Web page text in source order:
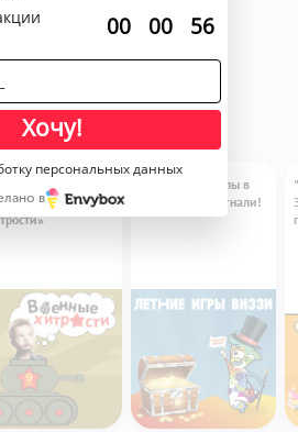
нового
групповая
«Военные
Летние каникулы в
КидБурге — погнали!
00 00 56
Хочу!
персональных данных
в